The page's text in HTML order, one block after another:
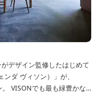
デザイン監修したはじめて
ダ ヴィソン）」が、
な
ホテル名